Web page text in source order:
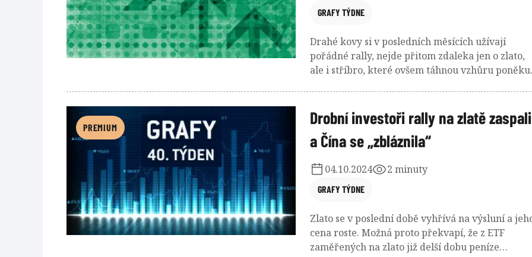
GRAFY TÝDNE
Drahé kovy si v posledních měsících užívají
pořádné rally, nejde přitom zdaleka jen o zlato,
ale i stříbro, které ovšem táhnou vzhůru
Sachs.
PREMIUM
Drobní investoři rally na zlatě zaspali
a Čína se „zbláznila“
GRAFY TÝDNE
04.10.2024 2 minuty
Zlato se v poslední době vyhřívá na výsluní a
cena roste. Možná proto překvapí, že z ETF
zaměřených na zlato již delší dobu peníze